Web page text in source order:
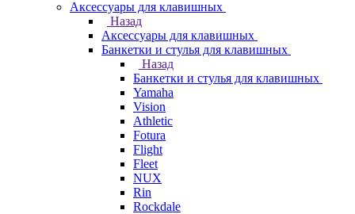
Аксессуары для клавишных
Назад
Аксессуары для клавишных
Банкетки и стулья для клавишных
Назад
Банкетки и стулья для клавишных
Yamaha
Vision
Athletic
Fotura
Flight
Fleet
NUX
Rin
Rockdale